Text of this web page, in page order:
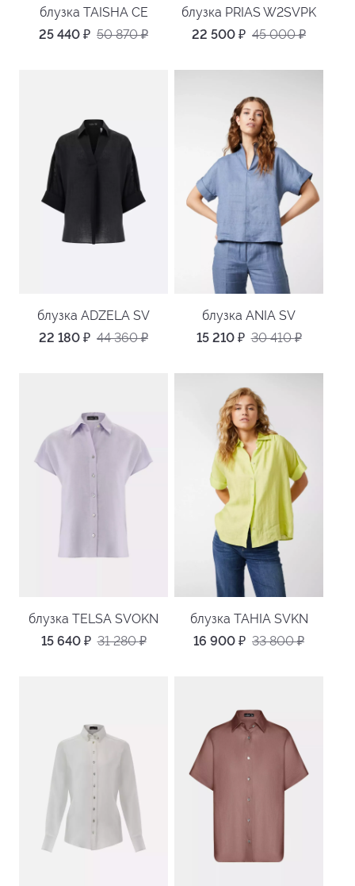
блузка TAISHA CE
25 440 ₽ 50 870₽
блузка PRIAS W2SVPK
22 500 ₽ 45 000₽
блузка ADZELA SV
22 180 ₽ 44 360₽
блузка ANIA SV
15 210 ₽ 30 410₽
блузка TELSA SVOKN
15 640 ₽ 31 280₽
блузка TAHIA SVKN
16 900 ₽ 33 800₽